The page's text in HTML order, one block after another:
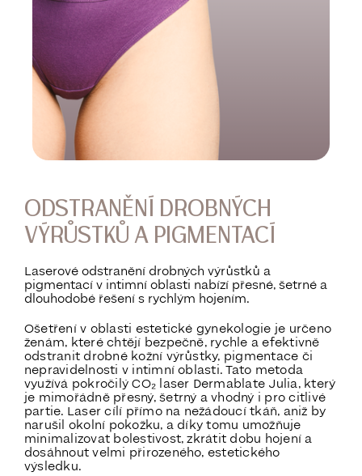
ODSTRANĚNÍ DROBNÝCH
VÝRŮSTKŮ A PIGMENTACÍ
Laserové odstranění drobných výrůstků a
pigmentací v intimní oblasti nabízí přesné, šetrné a
dlouhodobé řešení s rychlým hojením.
Ošetření v oblasti estetické gynekologie je určeno
ženám, které chtějí bezpečně, rychle a efektivně
odstranit drobné kožní výrůstky, pigmentace či
nepravidelnosti v intimní oblasti. Tato metoda
využívá pokročilý CO₂ laser Dermablate Julia, který
je mimořádně přesný, šetrný a vhodný i pro citlivé
partie. Laser cílí přímo na nežádoucí tkáň, aniž by
narušil okolní pokožku, a díky tomu umožňuje
minimalizovat bolestivost, zkrátit dobu hojení a
dosáhnout velmi přirozeného, estetického
výsledku.